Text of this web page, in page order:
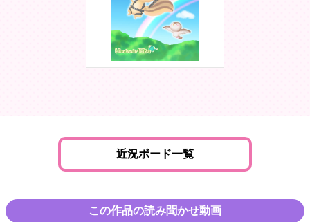
近況ボード一覧
この作品の読み聞かせ動画